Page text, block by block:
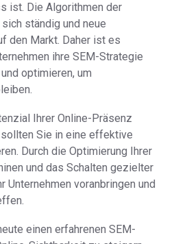
ist. Die Algorithmen der
ständig und neue
den Markt. Daher ist es
ihre SEM-Strategie
optimieren, um
Ihrer Online-Präsenz
Sie in eine effektive
Durch die Optimierung Ihrer
und das Schalten gezielter
Unternehmen voranbringen und
einen erfahrenen SEM-